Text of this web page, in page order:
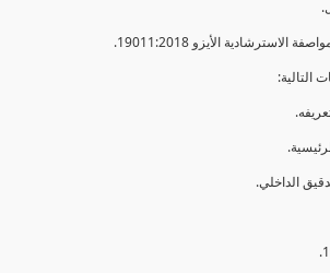
الأيزو 19011:2018.